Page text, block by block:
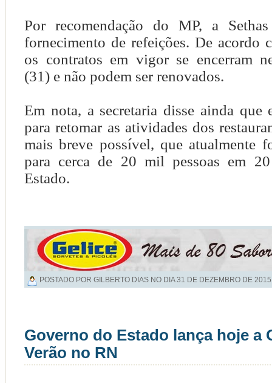
Por recomendação do MP, a
fornecimento de refeições. De acordo
os contratos em vigor se encerram
(31) e não podem ser renovados.
Em nota, a secretaria disse ainda que
para retomar as atividades dos
mais breve possível, que atualmente
para cerca de 20 mil pessoas em
Estado.
POSTADO POR GILBERTO DIAS NO DIA31 DE DEZEMBRO DE 2015
Governo do Estado lança hoje a
Verão no RN